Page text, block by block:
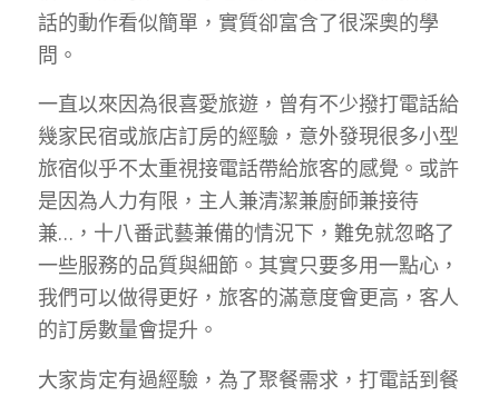
話的動作看似簡單，實質卻富含了很深奧的學
問。
一直以來因為很喜愛旅遊，曾有不少撥打電話給
幾家民宿或旅店訂房的經驗，意外發現很多小型
旅宿似乎不太重視接電話帶給旅客的感覺。或許
是因為人力有限，主人兼清潔兼廚師兼接待
兼…，十八番武藝兼備的情況下，難免就忽略了
一些服務的品質與細節。其實只要多用一點心，
我們可以做得更好，旅客的滿意度會更高，客人
的訂房數量會提升。
大家肯定有過經驗，為了聚餐需求，打電話到餐